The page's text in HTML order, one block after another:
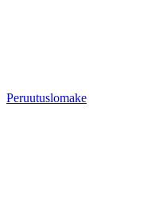
Peruutuslomake